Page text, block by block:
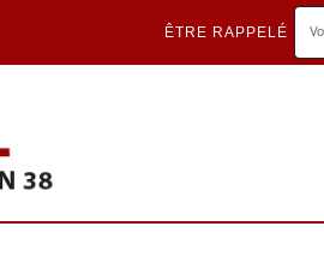
ÊTRE RAPPELÉ